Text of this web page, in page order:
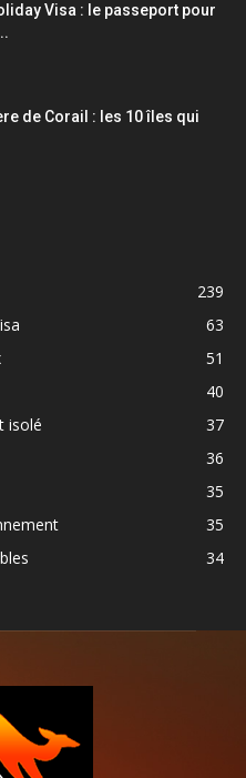
Visa : le passeport pour
de Corail : les 10 îles qui
239
63
51
40
isolé
37
36
35
35
34